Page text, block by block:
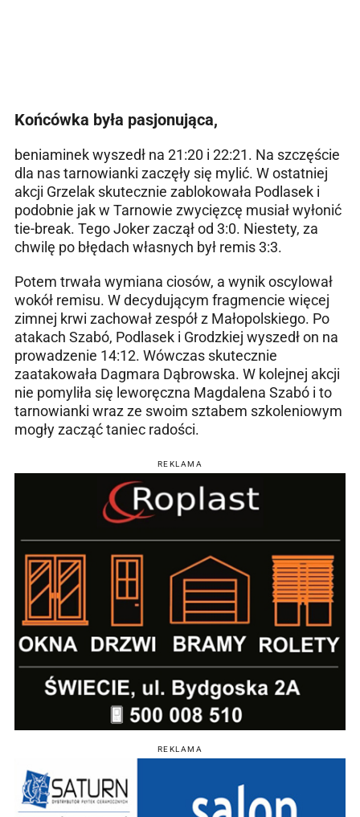
Końcówka była pasjonująca,
beniaminek wyszedł na 21:20 i 22:21. Na szczęście
dla nas tarnowianki zaczęły się mylić. W ostatniej
akcji Grzelak skutecznie zablokowała Podlasek i
podobnie jak w Tarnowie zwycięzcę musiał wyłonić
tie-break. Tego Joker zaczął od 3:0. Niestety, za
chwilę po błędach własnych był remis 3:3.
Potem trwała wymiana ciosów, a wynik oscylował
wokół remisu. W decydującym fragmencie więcej
zimnej krwi zachował zespół z Małopolskiego. Po
atakach Szabó, Podlasek i Grodzkiej wyszedł on na
prowadzenie 14:12. Wówczas skutecznie
zaatakowała Dagmara Dąbrowska. W kolejnej akcji
nie pomyliła się leworęczna Magdalena Szabó i to
tarnowianki wraz ze swoim sztabem szkoleniowym
mogły zacząć taniec radości.
REKLAMA
REKLAMA